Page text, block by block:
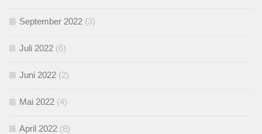
September 2022 (3)
Juli 2022 (6)
Juni 2022 (2)
Mai 2022 (4)
April 2022 (8)